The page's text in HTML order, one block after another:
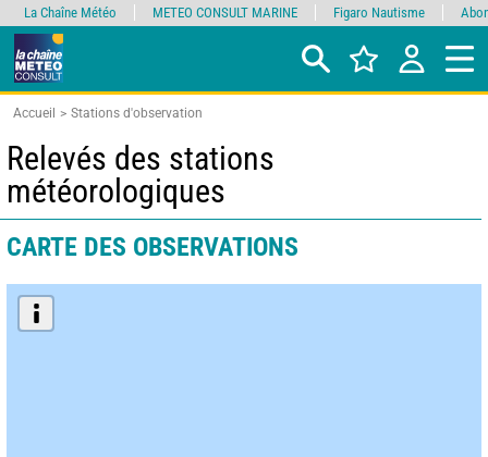
Accueil Stations d'observation
Relevés des stations
météorologiques
CARTE DES OBSERVATIONS
La Chaîne Météo METEO CONSULT MARINE Figaro Nautisme